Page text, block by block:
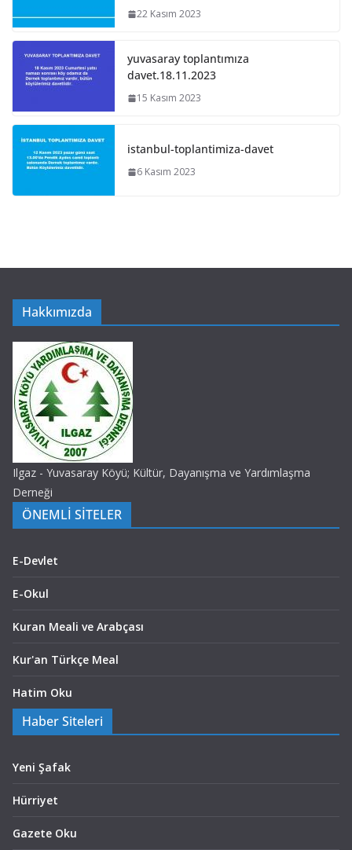
22 Kasım 2023
yuvasaray toplantımıza
davet.18.11.2023
15 Kasım 2023
istanbul-toplantimiza-davet
6 Kasım 2023
Hakkımızda
Ilgaz - Yuvasaray Köyü; Kültür, Dayanışma ve Yardımlaşma
Derneği
ÖNEMLİ SİTELER
E-Devlet
E-Okul
Kuran Meali ve Arabçası
Kur'an Türkçe Meal
Hatim Oku
Haber Siteleri
Yeni Şafak
Hürriyet
Gazete Oku